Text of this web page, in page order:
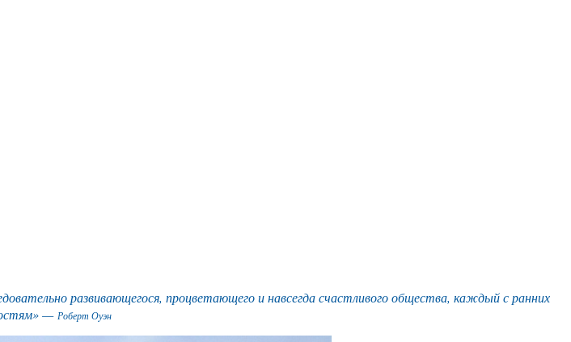
развивающегося, процветающего и навсегда счастливого общества, каждый с ранних
— Роберт Оуэн